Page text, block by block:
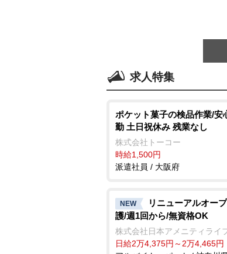
求人特集
ポケット菓子の検品作業/安
勤 土日祝休み 残業なし
株式会社トーコー
時給1,500円
派遣社員 / 大阪府
NEW
リニューアルオー
護/週1回から/無資格OK
株式会社日本アメニティライ
日給2万4,375円～2万4,465円